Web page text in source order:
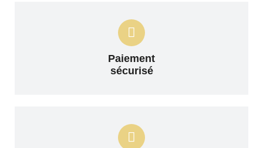
Paiement
sécurisé